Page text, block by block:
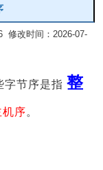
修改时间：2026-07-
字节序是指 整
机序。